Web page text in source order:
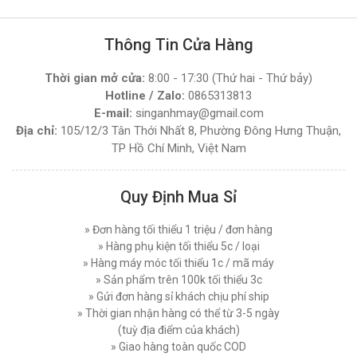
Máy Cắt Vải Đứng Loại Nào Tốt ? Top 7 Mẫu Cắt
Thứ tư, 03/12/2025
Hướng Dẫn Sử Dụng Máy Cắt Vải Đầu Bàn Chi
Tiết Đúng Cách Hiệu Quả
Thứ bảy, 29/11/2025
Máy Cắt Vải Viền Là Gì? Lợi Ích Và Ứng Dụng
Trong Ngành May Hiện Nay
Nên Chọn Máy Cắt Vải Cầm Tay Hay Máy Cắt
Thứ năm, 20/11/2025
Các Lỗi Phổ Biến Khi Sử Dụng Máy Cắt Vải
Đứng Và Cách Khắc Phục
Thứ bảy, 15/11/2025
Top 5 Loại Máy Cắt Vải Cầm Tay Tốt Nhất Hiện
Nay - Nên Mua Loại Nào ?
Thứ ba, 11/11/2025
MÁY CẮT VẢI ĐẦU BÀN LEJIANG YJ-108D (
Đăng nhập để xem giá sỉ
Giá bán lẻ:
4.270.000đ
MÁY CẮT VẢI ĐẦU BÀN LEJIANG YJ-168D (
NGUYÊN BỘ )
Đăng nhập để xem giá sỉ
Giá bán lẻ:7.450.000đ
750W
Đăng nhập để xem giá sỉ
Giá bán lẻ:7.450.000đ
MÁY CẮT VẢI ĐỨNG PHILPS 08 INCH, CÔNG
SUẤT 1600W
Thông Tin Cửa Hàng
Thời gian mở cửa: 8:00 - 17:30 (Thứ hai - Thứ bảy)
Hotline / Zalo: 0865313813
E-mail: singanhmay@gmail.com
Địa chỉ: 105/12/3 Tân Thới Nhất 8, Phường Đông Hưng Thuận,
TP Hồ Chí Minh, Việt Nam
Quy Định Mua Sỉ
» Đơn hàng tối thiểu 1 triệu / đơn hàng
» Hàng phụ kiện tối thiểu 5c / loại
» Hàng máy móc tối thiểu 1c / mã máy
» Sản phẩm trên 100k tối thiểu 3c
» Gửi đơn hàng sỉ khách chịu phí ship
» Thời gian nhận hàng có thể từ 3-5 ngày
(tuỳ địa điểm của khách)
» Giao hàng toàn quốc COD